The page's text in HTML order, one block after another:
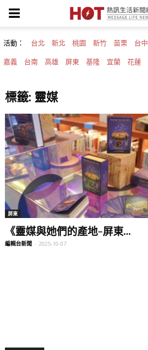
活動： 台北 新北 桃園 新竹 苗栗 台中
嘉義 台南 高雄 屏東 基隆 宜蘭 花蓮
標籤: 靈媒
屏東
《靈媒與她們的產地-屏東...
編輯台新聞 - 2025-10-07